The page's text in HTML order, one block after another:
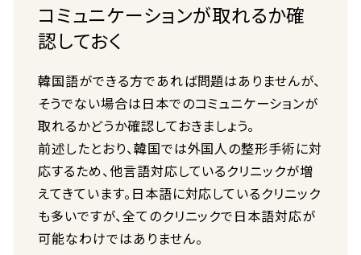
コミュニケーションが取れるか確
認しておく
韓国語ができる方であれば問題はありませんが、
そうでない場合は日本でのコミュニケーションが
取れるかどうか確認しておきましょう。
前述したとおり、韓国では外国人の整形手術に対
応するため、他言語対応しているクリニックが増
えてきています。日本語に対応しているクリニック
も多いですが、全てのクリニックで日本語対応が
可能なわけではありません。